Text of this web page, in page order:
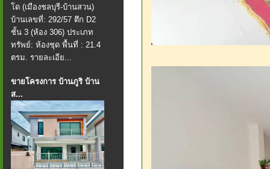
โด (เมืองชลบุรี-บ้านสวน)
บ้านเลขที่: 292/57 ตึก D2
ชั้น 3 (ห้อง 306) ประเภท
ทรัพย์: ห้องชุด พื้นที่ : 21.4
ตรม. รายละเอีย...
ขายโครงการ บ้านภูริ บ้าน
ส...